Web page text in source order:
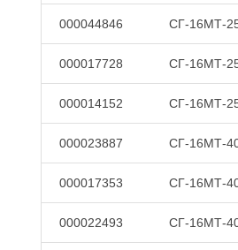
000044846 СГ-16МТ-
000017728 СГ-16МТ-
000014152 СГ-16МТ-
000023887 СГ-16МТ-
000017353 СГ-16МТ-
000022493 СГ-16МТ-